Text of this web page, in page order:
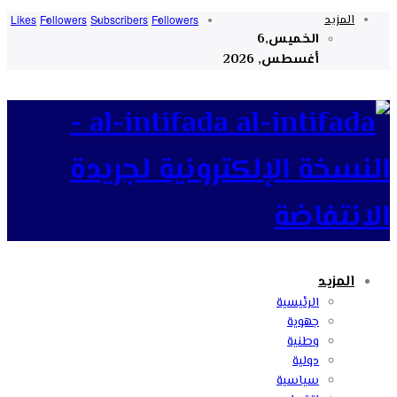
Likes Followers Subscribers Followers المزيد
الخميس,6
أغسطس, 2026
al-intifada -
النسخة الإلكترونية لجريدة
الانتفاضة
المزيد
الرئيسية
جهوية
وطنية
دولية
سياسية